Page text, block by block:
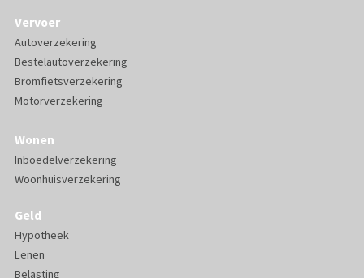
Vervoer
Autoverzekering
Bestelautoverzekering
Bromfietsverzekering
Motorverzekering
Wonen
Inboedelverzekering
Woonhuisverzekering
Geld
Hypotheek
Lenen
Belasting